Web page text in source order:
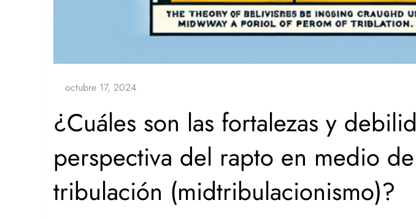
¿Cuáles son las fortalezas y
perspectiva del rapto en medio
tribulación (midtribulacionismo)?